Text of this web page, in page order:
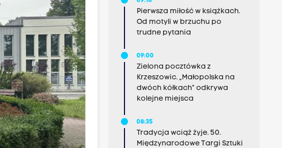
Pierwsza miłość w książkach.
Od motyli w brzuchu po
trudne pytania
09:00
Zielona pocztówka z
Krzeszowic. „Małopolska na
dwóch kółkach” odkrywa
kolejne miejsca
08:35
Tradycja wciąż żyje. 50.
Międzynarodowe Targi Sztuki